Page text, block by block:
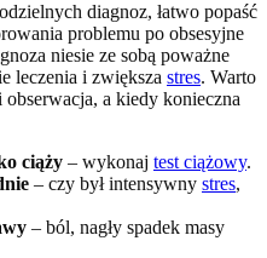
diagnoz, łatwo popaść
problemu po obsesyjne
niesie ze sobą poważne
leczenia i zwiększa stres. Warto
a kiedy konieczna
ciąży – wykonaj test ciążowy.
– czy był intensywny stres,
– ból, nagły spadek masy